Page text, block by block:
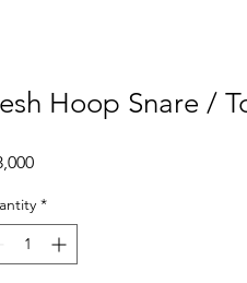
Hoop Snare /
Price
*